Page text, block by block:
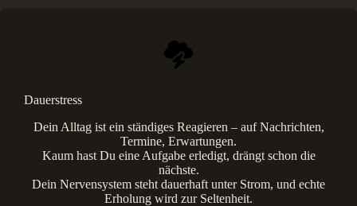
Dauerstress
Dein Alltag ist ein ständiges Reagieren – auf Nachrichten,
Termine, Erwartungen.
Kaum hast Du eine Aufgabe erledigt, drängt schon die
nächste.
Dein Nervensystem steht dauerhaft unter Strom, und echte
Erholung wird zur Seltenheit.